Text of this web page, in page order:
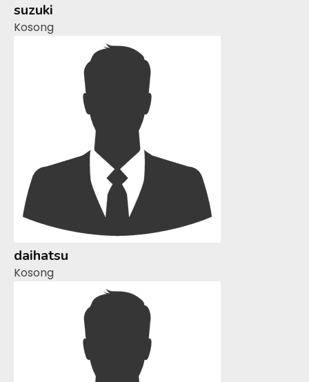
suzuki
Kosong
daihatsu
Kosong